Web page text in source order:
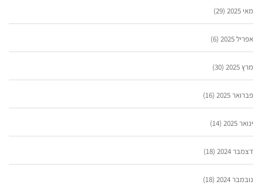
מאי 2025 (29)
אפריל 2025 (6)
מרץ 2025 (30)
פברואר 2025 (16)
ינואר 2025 (14)
דצמבר 2024 (18)
נובמבר 2024 (18)